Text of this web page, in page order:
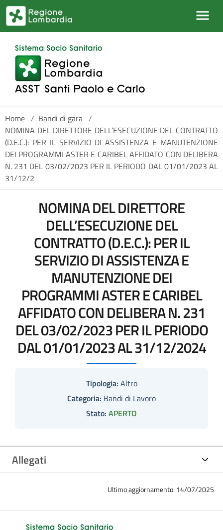
Salta al contenuto principale
Home / Bandi di gara /
NOMINA DEL DIRETTORE DELL’ESECUZIONE DEL CONTRATTO
(D.E.C.): PER IL SERVIZIO DI ASSISTENZA E MANUTENZIONE
DEI PROGRAMMI ASTER E CARIBEL AFFIDATO CON DELIBERA
N. 231 DEL 03/02/2023 PER IL PERIODO DAL 01/01/2023 AL
31/12/2
NOMINA DEL DIRETTORE
DELL’ESECUZIONE DEL
CONTRATTO (D.E.C.): PER IL
SERVIZIO DI ASSISTENZA E
MANUTENZIONE DEI
PROGRAMMI ASTER E CARIBEL
AFFIDATO CON DELIBERA N. 231
DEL 03/02/2023 PER IL PERIODO
DAL 01/01/2023 AL 31/12/2024
Tipologia: Altro
Categoria: Bandi di Lavoro
Stato: APERTO
Allegati
Ultimo aggiornamento: 14/07/2025